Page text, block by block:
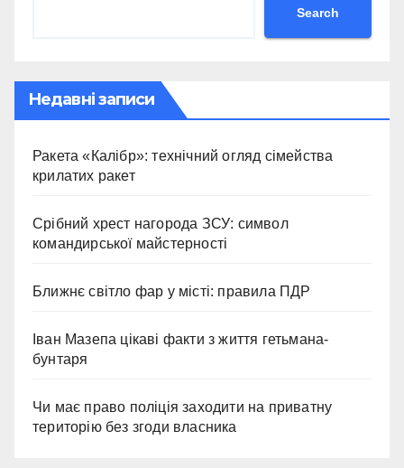
Search
Недавні записи
Ракета «Калібр»: технічний огляд сімейства
крилатих ракет
Срібний хрест нагорода ЗСУ: символ
командирської майстерності
Ближнє світло фар у місті: правила ПДР
Іван Мазепа цікаві факти з життя гетьмана-
бунтаря
Чи має право поліція заходити на приватну
територію без згоди власника